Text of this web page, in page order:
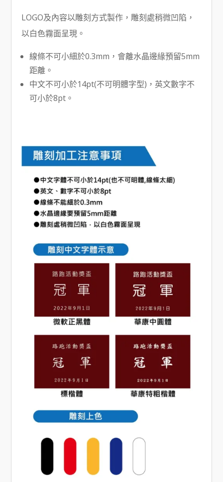
LOGO及內容以雕刻方式製作，雕刻處稍微凹陷，
以白色霧面呈現。
線條不可小細於0.3mm，會離水晶邊緣預留5mm
距離。
中文不可小於14pt(不可明體字型)，英文數字不
可小於8pt。